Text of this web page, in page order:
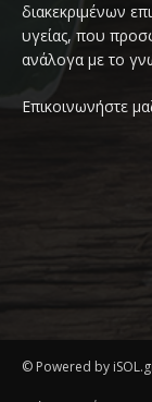
διακεκριμένων
υγείας, που
ανάλογα με το
Επικοινωνήστε
© Powered by